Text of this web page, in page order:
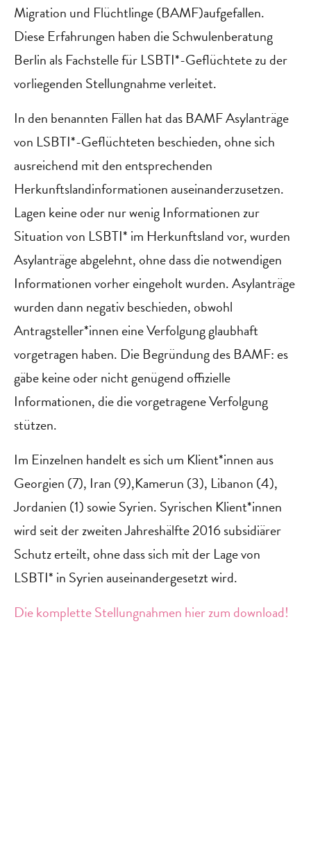
Migration und Flüchtlinge (BAMF)aufgefallen.
Diese Erfahrungen haben die Schwulenberatung
Berlin als Fachstelle für LSBTI*-Geflüchtete zu der
vorliegenden Stellungnahme verleitet.
In den benannten Fällen hat das BAMF Asylanträge
von LSBTI*-Geflüchteten beschieden, ohne sich
ausreichend mit den entsprechenden
Herkunftslandinformationen auseinanderzusetzen.
Lagen keine oder nur wenig Informationen zur
Situation von LSBTI* im Herkunftsland vor, wurden
Asylanträge abgelehnt, ohne dass die notwendigen
Informationen vorher eingeholt wurden. Asylanträge
wurden dann negativ beschieden, obwohl
Antragsteller*innen eine Verfolgung glaubhaft
vorgetragen haben. Die Begründung des BAMF: es
gäbe keine oder nicht genügend offizielle
Informationen, die die vorgetragene Verfolgung
stützen.
Im Einzelnen handelt es sich um Klient*innen aus
Georgien (7), Iran (9),Kamerun (3), Libanon (4),
Jordanien (1) sowie Syrien. Syrischen Klient*innen
wird seit der zweiten Jahreshälfte 2016 subsidiärer
Schutz erteilt, ohne dass sich mit der Lage von
LSBTI* in Syrien auseinandergesetzt wird.
Die komplette Stellungnahmen hier zum download!